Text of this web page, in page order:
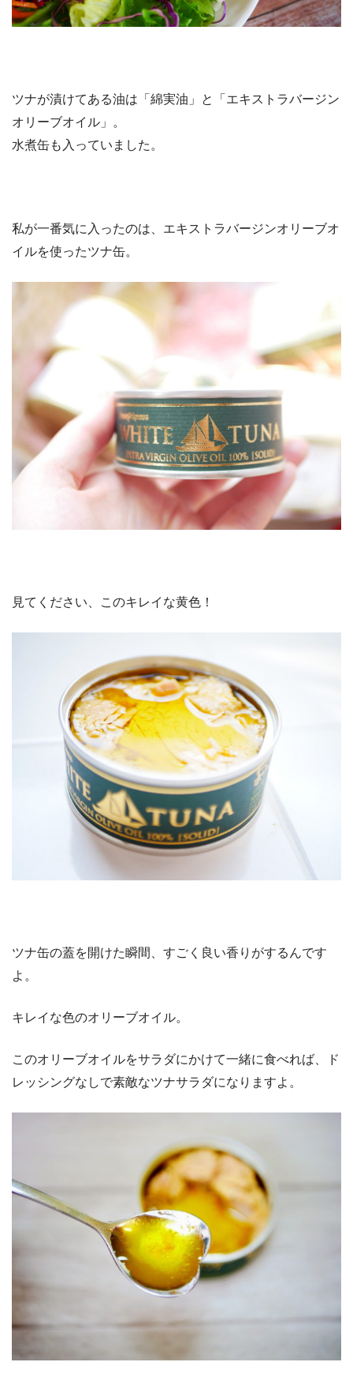
ツナが漬けてある油は「綿実油」と「エキストラバージン
オリーブオイル」。
水煮缶も入っていました。
私が一番気に入ったのは、エキストラバージンオリーブオ
イルを使ったツナ缶。
見てください、このキレイな黄色！
ツナ缶の蓋を開けた瞬間、すごく良い香りがするんです
よ。
キレイな色のオリーブオイル。
このオリーブオイルをサラダにかけて一緒に食べれば、ド
レッシングなしで素敵なツナサラダになりますよ。